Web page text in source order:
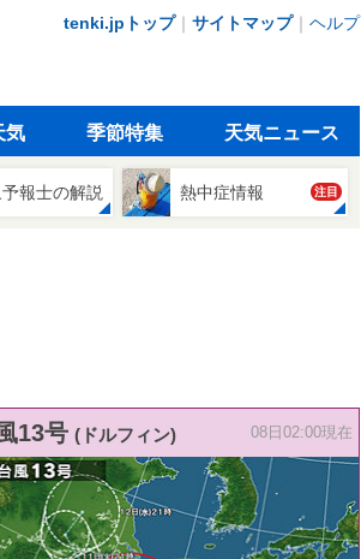
tenki.jpトップ｜ サイトマップ｜ ヘルプ
気 季節特集 天気ニュース
報士の解説 熱中症情報 注目
13号 (ドルフィン) 08日02:00現在